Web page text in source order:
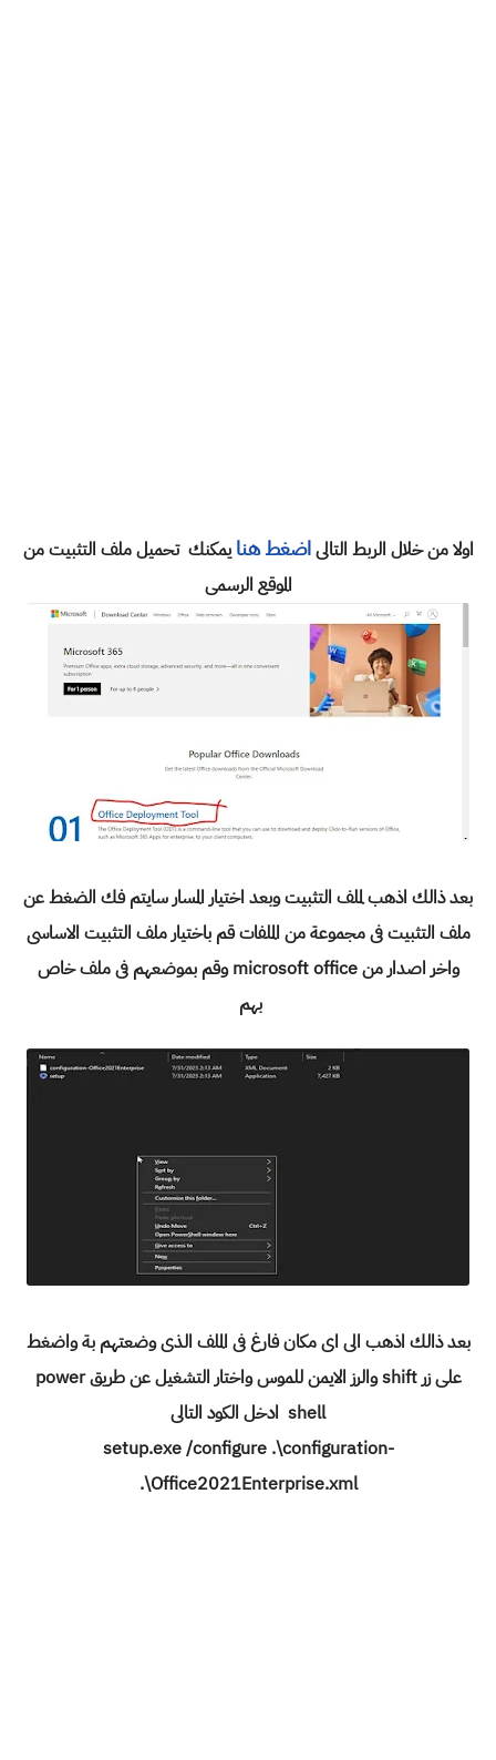
اولا من خلال الربط التالىاضغط هنا يمكنك تحميل ملف التثبيت من
الموقع الرسمى
بعد ذالك اذهب لملف التثبيت وبعد اختيار المسار سايتم فك الضغط عن
ملف التثبيت فى مجموعة من الملفات قم باختيار ملف التثبيت الاساسى
واخر اصدار من microsoft office وقم بموضعهم فى ملف خاص
بهم
بعد ذالك اذهب الى اى مكان فارغ فى الملف الذى وضعتهم بة واضغط
على زر shift والرز الايمن للموس واختار التشغيل عن طريق power
shell ادخل الكود التالى
setup.exe /configure .\configuration-
Office2021Enterprise.xml\.